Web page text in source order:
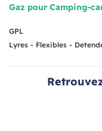
Gaz pour Camping-
GPL
Lyres - Flexibles -